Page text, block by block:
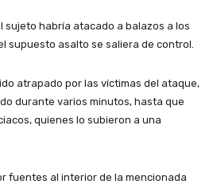
sujeto habría atacado a balazos a los
supuesto asalto se saliera de control.
atrapado por las víctimas del ataque,
durante varios minutos, hasta que
quienes lo subieron a una
fuentes al interior de la mencionada